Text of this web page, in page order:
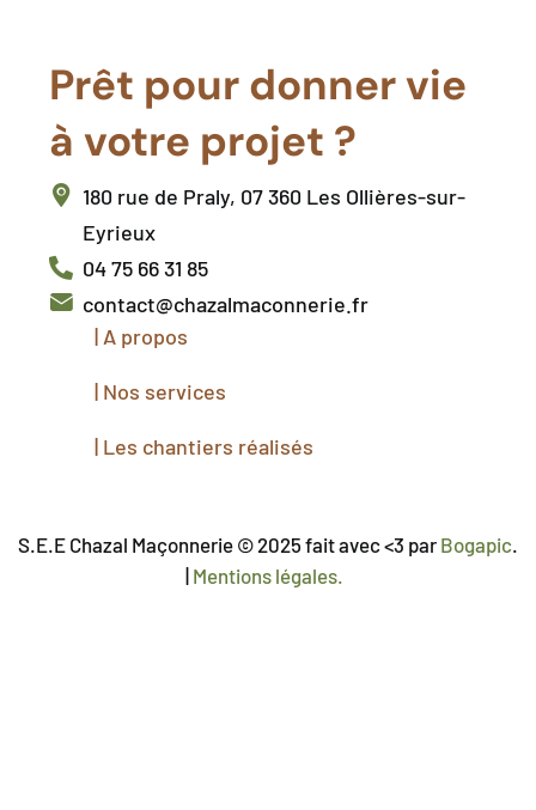
Prêt pour donner vie
à votre projet ?
180 rue de Praly, 07 360 Les Ollières-sur-
Eyrieux
04 75 66 31 85
contact@chazalmaconnerie.fr
| A propos
| Nos services
| Les chantiers réalisés
S.E.E Chazal Maçonnerie © 2025 fait avec <3 par Bogapic
| Mentions légales.